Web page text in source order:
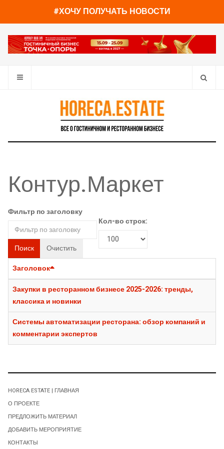
#ХОЧУ ПОЛУЧАТЬ НОВОСТИ
Контур.Маркет
Фильтр по заголовку
Поиск Очистить
Кол-во строк:
Заголовок
Закупки в ресторанном бизнесе 2025-2026: тренды,
классика и новинки
Системы автоматизации ресторана: обзор компаний и
комментарии экспертов
HORECA ESTATE | ГЛАВНАЯ
О ПРОЕКТЕ
ПРЕДЛОЖИТЬ МАТЕРИАЛ
ДОБАВИТЬ МЕРОПРИЯТИЕ
КОНТАКТЫ